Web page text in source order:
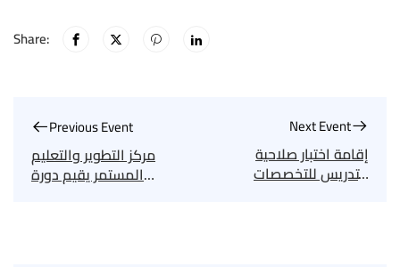
Share:
Previous Event
مركز التطوير والتعليم
المستمر يقيم دورة
Next Event
إقامة اختبار صلاحية
التدريس للتخصصات